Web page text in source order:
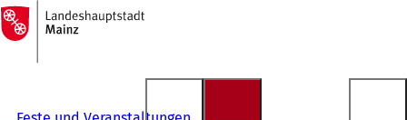
Inhalt anspringen
Zur
Startseite